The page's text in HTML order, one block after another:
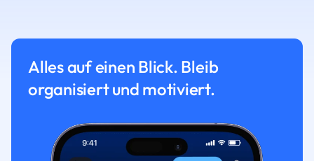
Alles auf einen Blick. Bleib
organisiert und motiviert.